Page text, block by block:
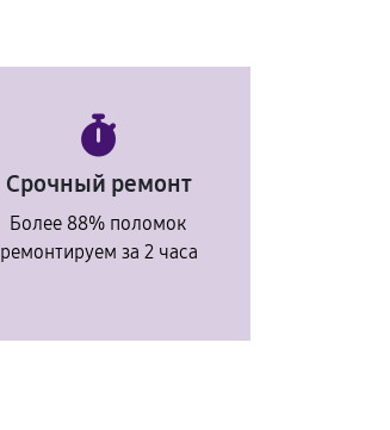
Срочный ремонт
Более 88% поломок
ремонтируем за 2 часа